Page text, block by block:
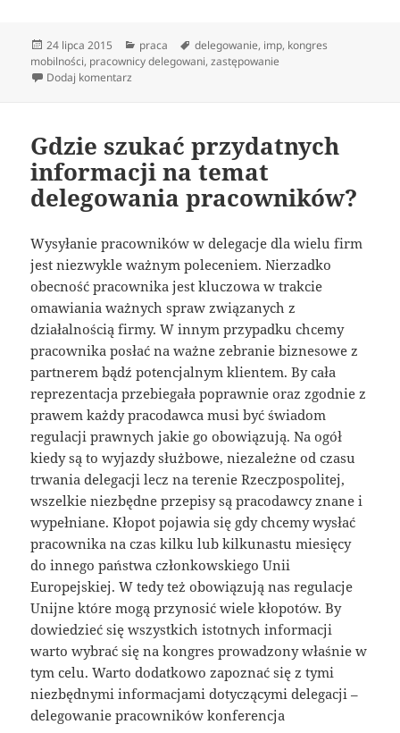
Data
publikacji
24 lipca 2015 Kategorie
praca Tagi
delegowanie, imp, kongres
mobilności, pracownicy delegowani,zastępowanie
Dodaj komentarz
Gdzie szukać przydatnych
informacji na temat
delegowania pracowników?
Wysyłanie pracowników w delegacje dla wielu firm
jest niezwykle ważnym poleceniem. Nierzadko
obecność pracownika jest kluczowa w trakcie
omawiania ważnych spraw związanych z
działalnością firmy. W innym przypadku chcemy
pracownika posłać na ważne zebranie biznesowe z
partnerem bądź potencjalnym klientem. By cała
reprezentacja przebiegała poprawnie oraz zgodnie z
prawem każdy pracodawca musi być świadom
regulacji prawnych jakie go obowiązują. Na ogół
kiedy są to wyjazdy służbowe, niezależne od czasu
trwania delegacji lecz na terenie Rzeczpospolitej,
wszelkie niezbędne przepisy są pracodawcy znane i
wypełniane. Kłopot pojawia się gdy chcemy wysłać
pracownika na czas kilku lub kilkunastu miesięcy
do innego państwa członkowskiego Unii
Europejskiej. W tedy też obowiązują nas regulacje
Unijne które mogą przynosić wiele kłopotów. By
dowiedzieć się wszystkich istotnych informacji
warto wybrać się na kongres prowadzony właśnie w
tym celu. Warto dodatkowo zapoznać się z tymi
niezbędnymi informacjami dotyczącymi delegacji –
delegowanie pracowników konferencja